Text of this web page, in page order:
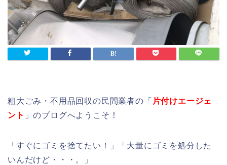
粗大ごみ・不用品回収の民間業者の「 片付けエージェ
ント 」のブログへようこそ！
「すぐにゴミを捨てたい！」「大量にゴミを処分した
いんだけど・・・。」